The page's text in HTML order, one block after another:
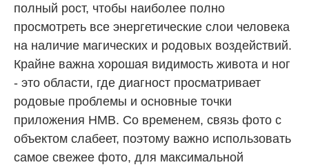
полный рост, чтобы наиболее полно
просмотреть все энергетические слои человека
на наличие магических и родовых воздействий.
Крайне важна хорошая видимость живота и ног
- это области, где диагност просматривает
родовые проблемы и основные точки
приложения НМВ. Со временем, связь фото с
объектом слабеет, поэтому важно использовать
самое свежее фото, для максимальной